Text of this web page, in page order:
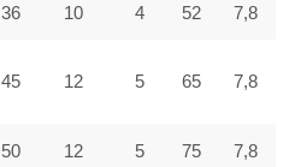
36 10 4 52 7,8
45 12 5 65 7,8
50 12 5 75 7,8